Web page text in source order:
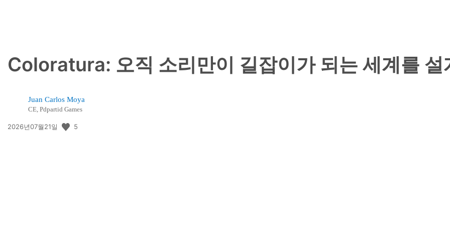
Coloratura: 오직 소리만이 길잡이가 되는 세계를 설
Juan Carlos Moya
CE, Pdpartid Games
공
2026년07월21일 5